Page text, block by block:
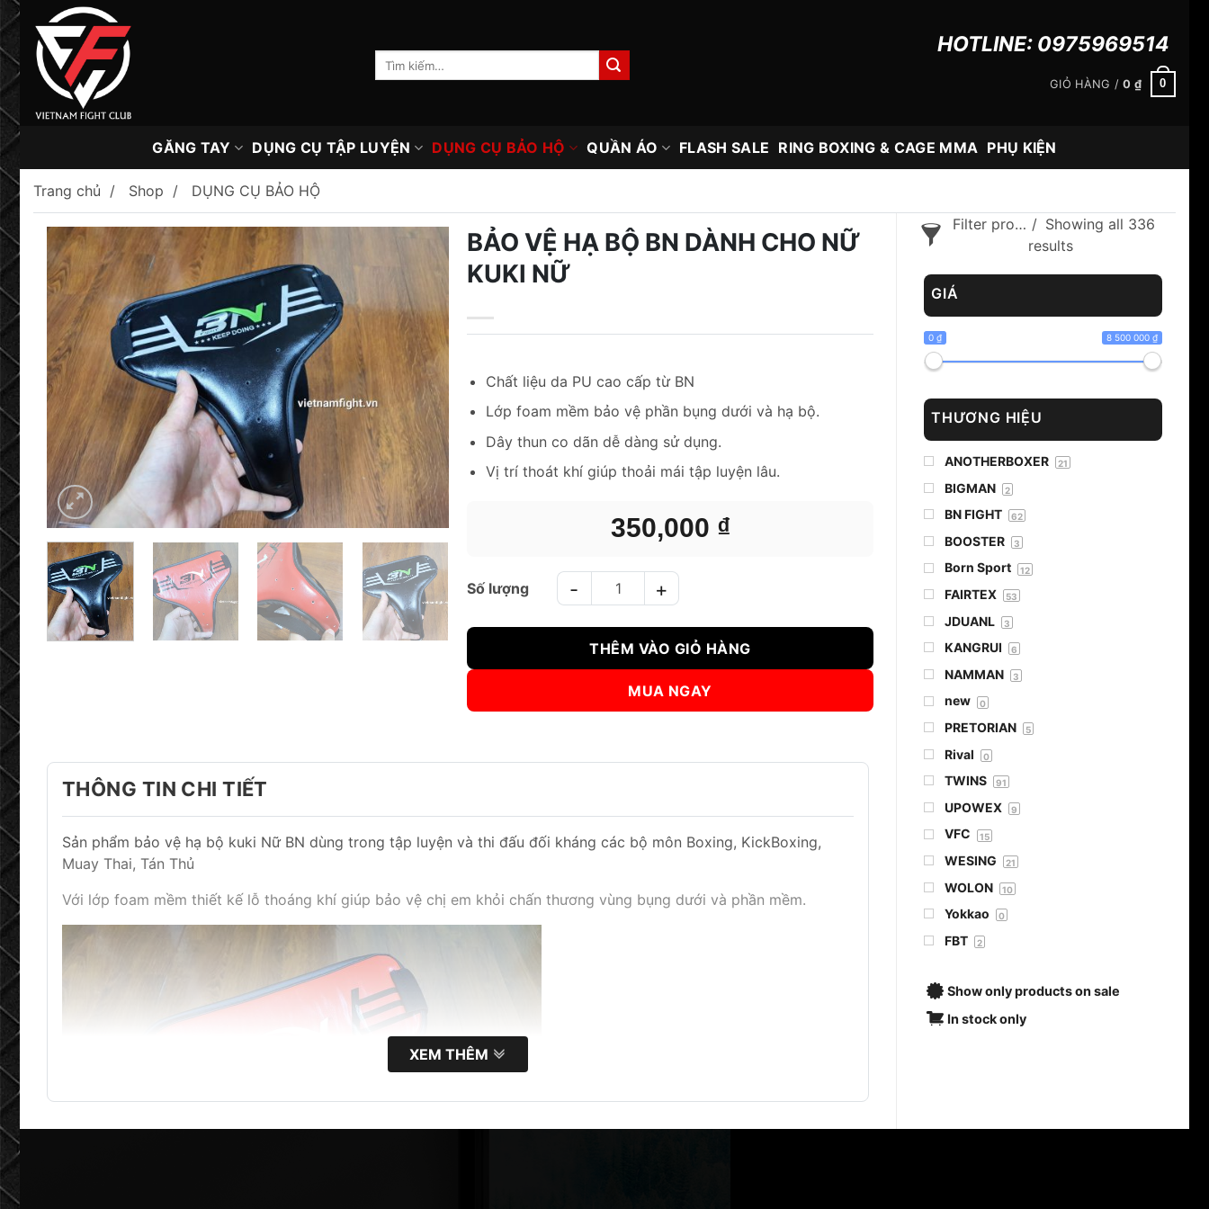
Skip
content
kiếm:
HOTLINE: 0975969514
GIỎ HÀNG /0 ₫ 0
GĂNG TAY DỤNG CỤ TẬP LUYỆN DỤNG CỤ BẢO HỘ QUẦN ÁO FLASH SALE RING BOXING & CAGE MMA PHỤ KIỆN
Trang chủ Shop
DỤNG CỤ BẢO HỘ
Filter products
Showing all 336
results
GIÁ
0 ₫ 8 500 000 ₫
THƯƠNG HIỆU
ANOTHERBOXER 21
BIGMAN 2
BN FIGHT 62
BOOSTER 3
Born Sport 12
FAIRTEX 53
JDUANL 3
KANGRUI 6
NAMMAN 3
new 0
PRETORIAN 5
Rival 0
TWINS 91
UPOWEX 9
VFC 15
WESING 21
WOLON 10
Yokkao 0
FBT 2
Show only products on sale
In stock only
BẢO VỆ HẠ BỘ BN DÀNH CHO NỮ
KUKI NỮ
350,000 ₫
Chất liệu da PU cao cấp từ BN
Lớp foam mềm bảo vệ phần bụng dưới và hạ bộ.
Dây thun co dãn dễ dàng sử dụng.
Vị trí thoát khí giúp thoải mái tập luyện lâu.
BẢO VỆ HẠ BỘ BN DÀNH CHO NỮ KUKI NỮ số lượng
THÊM VÀO GIỎ HÀNG
MUA NGAY
THÔNG TIN CHI TIẾT
Sản phẩm bảo vệ hạ bộ kuki Nữ BN dùng trong tập luyện và thi đấu đối kháng các bộ môn Boxing, KickBoxing,
Muay Thai, Tán Thủ
Với lớp foam mềm thiết kế lỗ thoáng khí giúp bảo vệ chị em khỏi chấn thương vùng bụng dưới và phần mềm.
XEM THÊM